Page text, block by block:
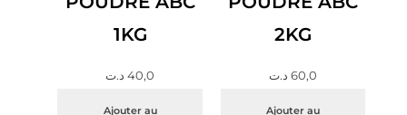
1KG
40,0 د.ت
Ajouter au
2KG
60,0 د.ت
Ajouter au